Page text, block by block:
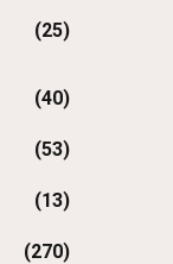
(25)
(40)
(53)
(13)
(270)